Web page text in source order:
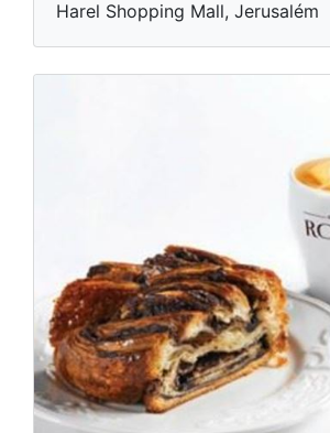
Harel Shopping Mall, Jerusalém